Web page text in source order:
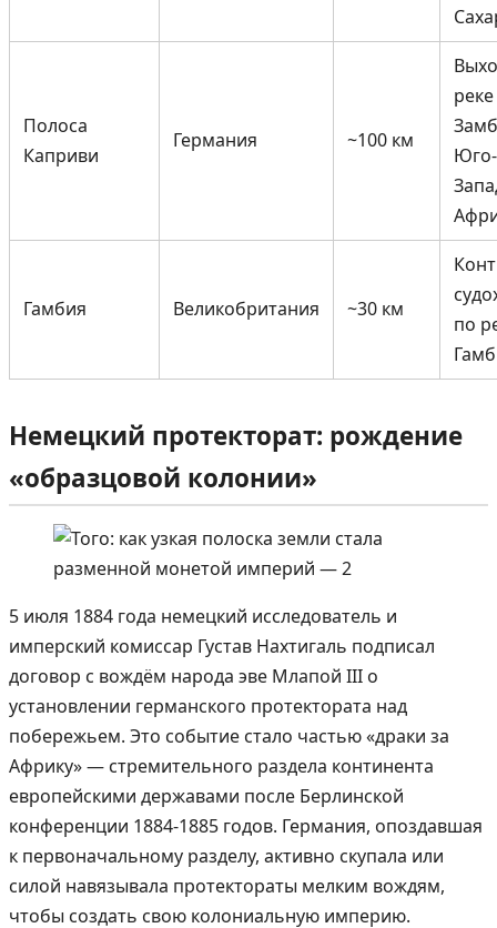
Полоса
Каприви
Германия ~100 км
реке
Юго-
Гамбия Великобритания ~30 км
по
Немецкий протекторат: рождение
«образцовой колонии»
5 июля 1884 года немецкий исследователь и
имперский комиссар Густав Нахтигаль подписал
договор с вождём народа эве Млапой III о
установлении германского протектората над
побережьем. Это событие стало частью «драки за
Африку» — стремительного раздела континента
европейскими державами после Берлинской
конференции 1884-1885 годов. Германия, опоздавшая
к первоначальному разделу, активно скупала или
силой навязывала протектораты мелким вождям,
чтобы создать свою колониальную империю.